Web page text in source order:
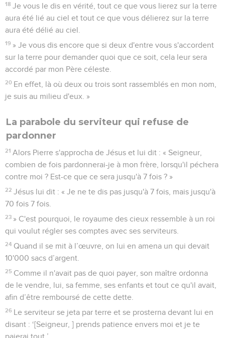
18 Je vous le dis en vérité, tout ce que vous lierez sur la terre
aura été lié au ciel et tout ce que vous délierez sur la terre
aura été délié au ciel.
19 » Je vous dis encore que si deux d'entre vous s'accordent
sur la terre pour demander quoi que ce soit, cela leur sera
accordé par mon Père céleste.
20 En effet, là où deux ou trois sont rassemblés en mon nom,
je suis au milieu d'eux. »
La parabole du serviteur qui refuse de
pardonner
21 Alors Pierre s'approcha de Jésus et lui dit : « Seigneur,
combien de fois pardonnerai-je à mon frère, lorsqu'il péchera
contre moi ? Est-ce que ce sera jusqu'à 7 fois ? »
22 Jésus lui dit : « Je ne te dis pas jusqu'à 7 fois, mais jusqu'à
70 fois 7 fois.
23 » C'est pourquoi, le royaume des cieux ressemble à un roi
qui voulut régler ses comptes avec ses serviteurs.
24 Quand il se mit à l’œuvre, on lui en amena un qui devait
10'000 sacs d’argent.
25 Comme il n'avait pas de quoi payer, son maître ordonna
de le vendre, lui, sa femme, ses enfants et tout ce qu'il avait,
afin d’être remboursé de cette dette.
26 Le serviteur se jeta par terre et se prosterna devant lui en
disant : ‘[Seigneur, ] prends patience envers moi et je te
paierai tout.’